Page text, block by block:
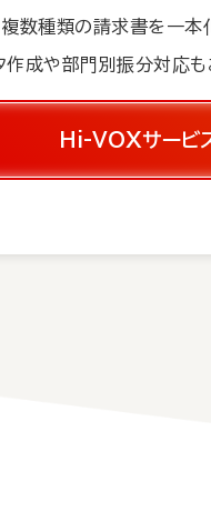
複数種類の請求書を一本
作成や部門別振分対応も
Hi-VOXサービ